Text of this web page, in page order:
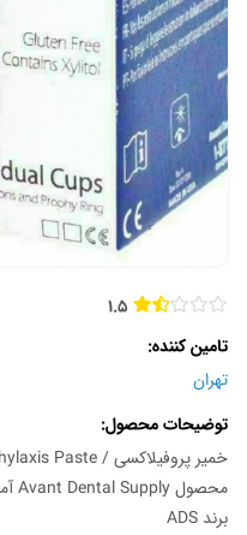
1.5
تامین کننده
تهران
توضیحات محصول
خمیر پروفیلاکسی / Prophylaxis Paste
محصول Avant Dental Supply آمریکا
برند ADS